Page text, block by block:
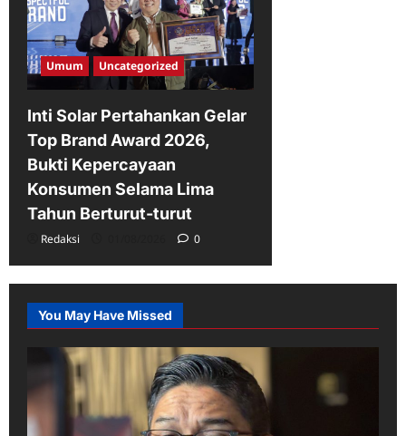
Umum Uncategorized
Inti Solar Pertahankan Gelar
Top Brand Award 2026,
Bukti Kepercayaan
Konsumen Selama Lima
Tahun Berturut-turut
Redaksi 0
You May Have Missed